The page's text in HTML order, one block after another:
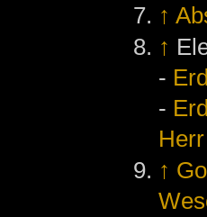
↑
↑
-
-
↑